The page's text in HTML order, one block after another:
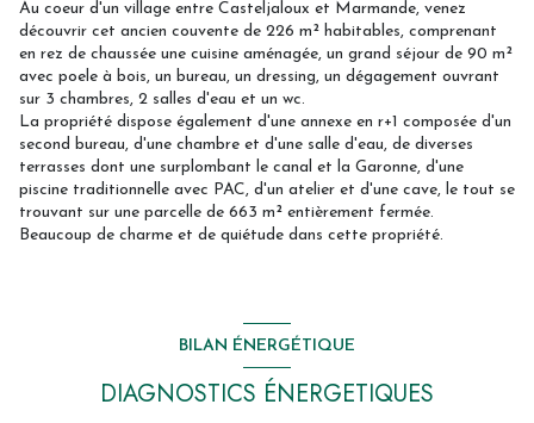
Au coeur d'un village entre Casteljaloux et Marmande, venez
découvrir cet ancien couvente de 226 m² habitables, comprenant
en rez de chaussée une cuisine aménagée, un grand séjour de 90 m²
avec poele à bois, un bureau, un dressing, un dégagement ouvrant
sur 3 chambres, 2 salles d'eau et un wc.
La propriété dispose également d'une annexe en r+1 composée d'un
second bureau, d'une chambre et d'une salle d'eau, de diverses
terrasses dont une surplombant le canal et la Garonne, d'une
piscine traditionnelle avec PAC, d'un atelier et d'une cave, le tout se
trouvant sur une parcelle de 663 m² entièrement fermée.
Beaucoup de charme et de quiétude dans cette propriété.
BILAN ÉNERGÉTIQUE
DIAGNOSTICS ÉNERGETIQUES